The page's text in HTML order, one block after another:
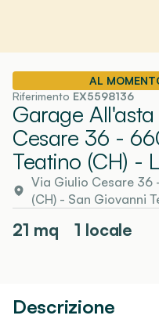
AL
Riferimento EX5598136
Garage
Cesare 36 -
Teatino (CH) -
Via Giulio Cesare 36
(CH)- San Giovanni
21 mq
1 locale
Descrizione